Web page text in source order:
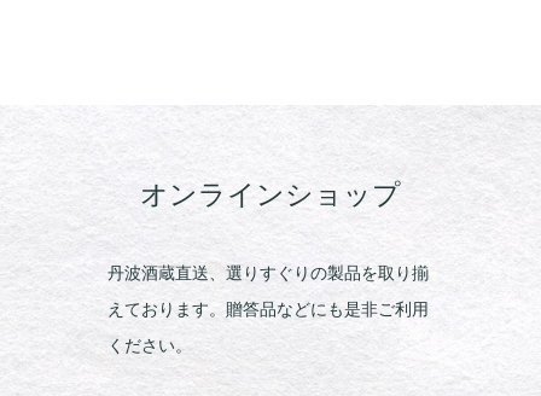
オンラインショップ
丹波酒蔵直送、選りすぐりの製品を取り揃
えております。贈答品などにも是非ご利用
ください。